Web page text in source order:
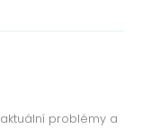
problémy a